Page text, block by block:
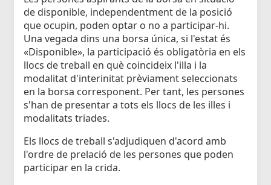
de disponible, independentment de la posició
que ocupin, poden optar o no a participar-hi.
Una vegada dins una borsa única, si l'estat és
«Disponible», la participació és obligatòria en els
llocs de treball en què coincideix l'illa i la
modalitat d'interinitat prèviament seleccionats
en la borsa corresponent. Per tant, les persones
s'han de presentar a tots els llocs de les illes i
modalitats triades.
Els llocs de treball s'adjudiquen d'acord amb
l'ordre de prelació de les persones que poden
participar en la crida.